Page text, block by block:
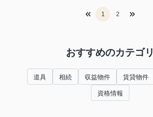
1 2
おすすめのカテゴリ
道具 相続 収益物件 賃貸物件
資格情報